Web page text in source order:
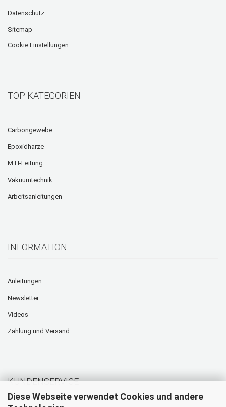
Diese Webseite verwendet Cookies und andere
Datenschutz
Sitemap
Cookie Einstellungen
TOP KATEGORIEN
Carbongewebe
Epoxidharze
MTI-Leitung
Vakuumtechnik
Arbeitsanleitungen
INFORMATION
Anleitungen
Newsletter
Videos
Zahlung und Versand
KUNDENSERVICE